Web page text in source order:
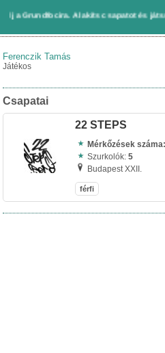
Alakíts csapatot és játssz
Ferenczik Tamás
Játékos
Csapatai
22 STEPS
Mérkőzések
Szurkolók: 5
Budapest XXII.
férfi